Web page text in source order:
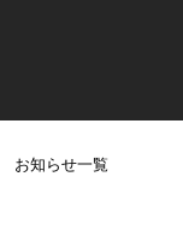
知らせ一覧